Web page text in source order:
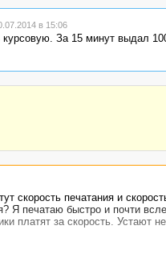
в 15:06
курсовую. За 15 минут выдал
скорость печатания и
печатаю быстро и почти
платят за скорость. Устают